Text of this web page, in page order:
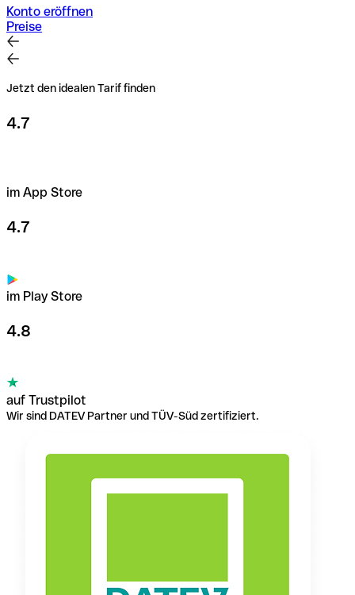
Konto eröffnen
Preise
Jetzt den idealen Tarif finden
4.7
im App Store
4.7
im Play Store
4.8
auf Trustpilot
Wir sind DATEV Partner und TÜV-Süd zertifiziert.